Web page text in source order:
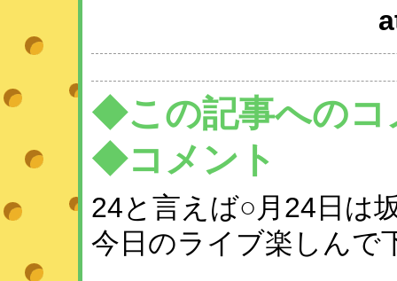
◆この記事へのコ
◆コメント
24と言えば○月24日は
今日のライブ楽しんで